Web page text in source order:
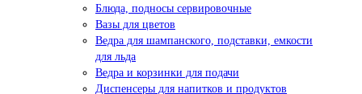
Блюда, подносы сервировочные
Вазы для цветов
Ведра для шампанского, подставки, емкости
для льда
Ведра и корзинки для подачи
Диспенсеры для напитков и продуктов